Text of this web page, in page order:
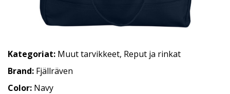
Kategoriat: Muut tarvikkeet, Reput ja rinkat
Brand: Fjällräven
Color: Navy